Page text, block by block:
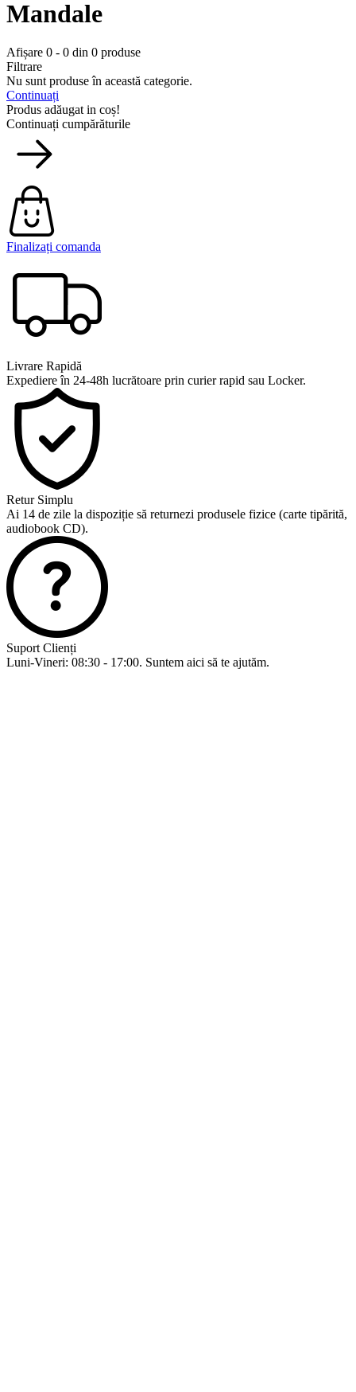
Mandale
Afișare 0 - 0 din 0 produse
Filtrare
Nu sunt produse în această categorie.
Continuați
Produs adăugat in coș!
Continuați cumpărăturile
Finalizați comanda
Livrare Rapidă
Expediere în 24-48h lucrătoare prin curier rapid sau Locker.
Retur Simplu
Ai 14 de zile la dispoziție să returnezi produsele fizice (carte tipărită,
audiobook CD).
Suport Clienți
Luni-Vineri: 08:30 - 17:00. Suntem aici să te ajutăm.